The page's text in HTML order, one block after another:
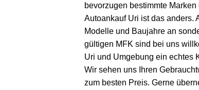
bevorzugen bestimmte
Autoankauf Uri ist das anders.
Modelle und Baujahre an
gültigen MFK sind bei uns
Uri und Umgebung ein echtes
Wir sehen uns Ihren
zum besten Preis. Gerne